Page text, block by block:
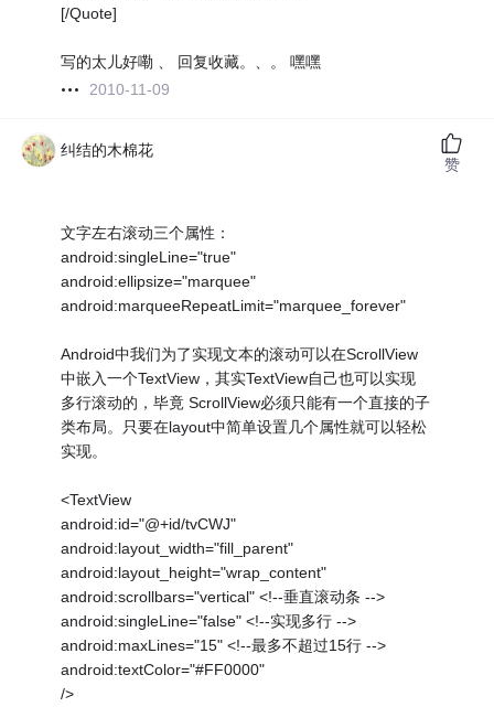
[/Quote]
写的太儿好嘞 、 回复收藏。、。 嘿嘿
2010-11-09
纠结的木棉花
文字左右滚动三个属性：
android:singleLine="true"
android:ellipsize="marquee"
android:marqueeRepeatLimit="marquee_forever"
Android中我们为了实现文本的滚动可以在ScrollView
中嵌入一个TextView，其实TextView自己也可以实现
多行滚动的，毕竟 ScrollView必须只能有一个直接的子
类布局。只要在layout中简单设置几个属性就可以轻松
实现。
<TextView
android:id="@+id/tvCWJ"
android:layout_width="fill_parent"
android:layout_height="wrap_content"
android:scrollbars="vertical" <!--垂直滚动条 -->
android:singleLine="false" <!--实现多行 -->
android:maxLines="15" <!--最多不超过15行 -->
android:textColor="#FF0000"
/>
赞